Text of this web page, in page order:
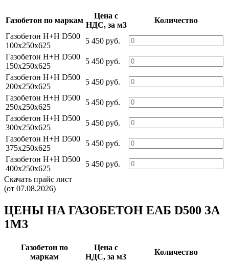
Газобетон по маркам
Цена c
НДС, за м3
Количество
Газобетон H+H D500
100х250х625
5 450 руб.
Газобетон H+H D500
150х250х625
5 450 руб.
Газобетон H+H D500
200х250х625
5 450 руб.
Газобетон H+H D500
250х250х625
5 450 руб.
Газобетон H+H D500
300х250х625
5 450 руб.
Газобетон H+H D500
375х250х625
5 450 руб.
Газобетон H+H D500
400х250х625
5 450 руб.
Скачать прайс лист
(от 07.08.2026)
ЦЕНЫ НА ГАЗОБЕТОН ЕАБ D500 ЗА
1М3
Газобетон по
маркам
Цена c
НДС, за м3
Количество